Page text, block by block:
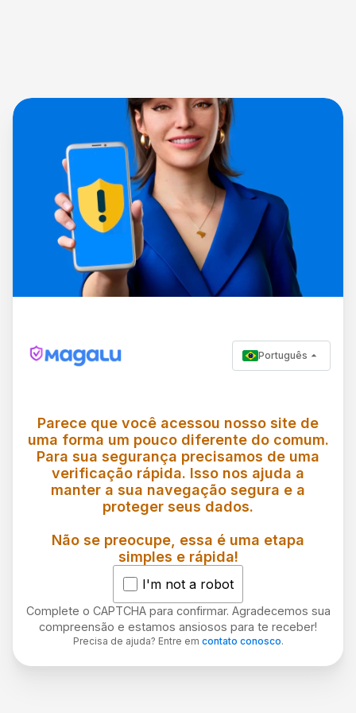
Português
Parece que você acessou nosso site de
uma forma um pouco diferente do comum.
Para sua segurança precisamos de uma
verificação rápida. Isso nos ajuda a
manter a sua navegação segura e a
proteger seus dados.
Não se preocupe, essa é uma etapa
simples e rápida!
I'm not a robot
Complete o CAPTCHA para confirmar. Agradecemos sua
compreensão e estamos ansiosos para te receber!
Precisa de ajuda? Entre em contato conosco.